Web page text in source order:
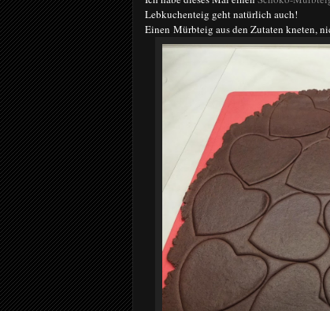
Lebkuchenteig geht natürlich auch!
Einen Mürbteig aus den Zutaten kneten,